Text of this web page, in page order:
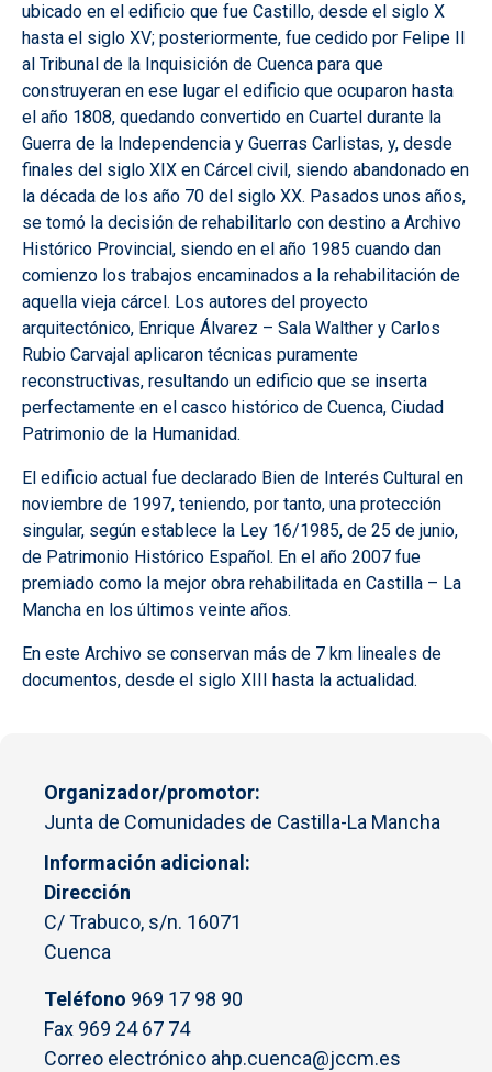
ubicado en el edificio que fue Castillo, desde el siglo X
hasta el siglo XV; posteriormente, fue cedido por Felipe II
al Tribunal de la Inquisición de Cuenca para que
construyeran en ese lugar el edificio que ocuparon hasta
el año 1808, quedando convertido en Cuartel durante la
Guerra de la Independencia y Guerras Carlistas, y, desde
finales del siglo XIX en Cárcel civil, siendo abandonado en
la década de los año 70 del siglo XX. Pasados unos años,
se tomó la decisión de rehabilitarlo con destino a Archivo
Histórico Provincial, siendo en el año 1985 cuando dan
comienzo los trabajos encaminados a la rehabilitación de
aquella vieja cárcel. Los autores del proyecto
arquitectónico, Enrique Álvarez – Sala Walther y Carlos
Rubio Carvajal aplicaron técnicas puramente
reconstructivas, resultando un edificio que se inserta
perfectamente en el casco histórico de Cuenca, Ciudad
Patrimonio de la Humanidad.
El edificio actual fue declarado Bien de Interés Cultural en
noviembre de 1997, teniendo, por tanto, una protección
singular, según establece la Ley 16/1985, de 25 de junio,
de Patrimonio Histórico Español. En el año 2007 fue
premiado como la mejor obra rehabilitada en Castilla – La
Mancha en los últimos veinte años.
En este Archivo se conservan más de 7 km lineales de
documentos, desde el siglo XIII hasta la actualidad.
Organizador/promotor
Junta de Comunidades de Castilla-La Mancha
Información adicional
Dirección
C/ Trabuco, s/n. 16071
Cuenca
Teléfono 969 17 98 90
Fax 969 24 67 74
Correo electrónico ahp.cuenca@jccm.es